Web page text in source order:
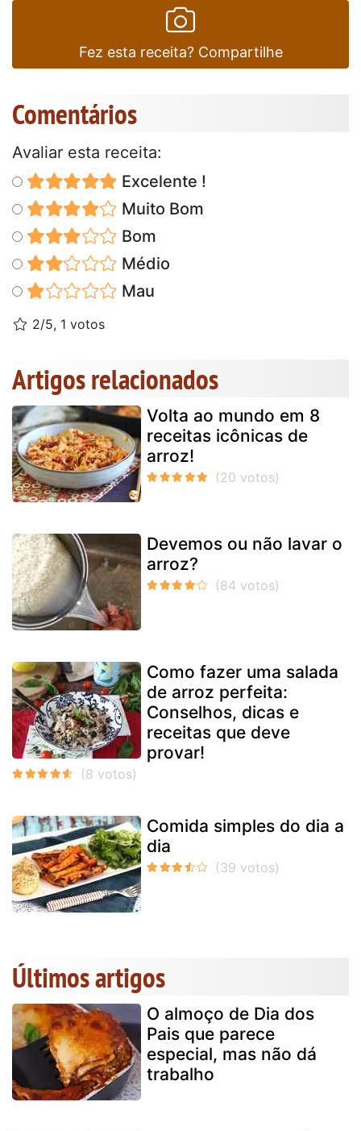
Fez esta receita? Compartilhe
Comentários
Avaliar esta receita:
Excelente !
Muito Bom
Bom
Médio
Mau
2/5, 1 votos
Artigos relacionados
Volta ao mundo em 8
receitas icônicas de
arroz!
Devemos ou não lavar o
arroz?
Como fazer uma salada
de arroz perfeita:
Conselhos, dicas e
receitas que deve
provar!
Comida simples do dia a
dia
Últimos artigos
O almoço de Dia dos
Pais que parece
especial, mas não dá
trabalho